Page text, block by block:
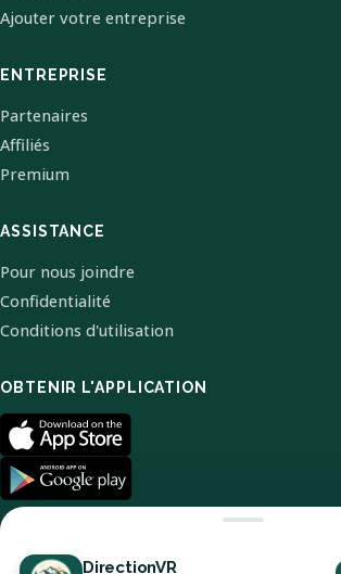
Ajouter votre entreprise
ENTREPRISE
Partenaires
Affiliés
Premium
ASSISTANCE
Pour nous joindre
Confidentialité
Conditions d'utilisation
OBTENIR L'APPLICATION
DirectionVR